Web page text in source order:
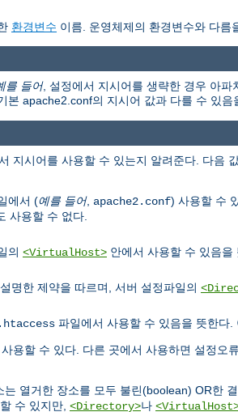
환경변수 이름. 운영체제의 환경변수와 다름
를 들어, 설정에서 지시어를 생략한 경우 아
본 apache2.conf의 지시어 값과 다를 수 있음
지시어를 사용할 수 있는지 알려준다. 다음
에서 (예를 들어, apache2.conf) 사용할 수
사용할 수 없다.
의 <VirtualHost> 안에서 사용할 수 있음을
명한 제약을 따르며, 서버 설정파일의
.htaccess 파일에서 사용할 수 있음을 뜻한다.
용할 수 있다. 다른 곳에서 사용하면 설정오
는 열거한 장소를 모두 불린(boolean) OR한
수 있지만, <Directory>나